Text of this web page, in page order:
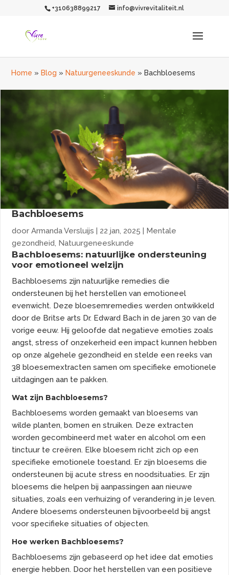
+310638899217 info@vivrevitaliteit.nl
Home » Blog » Natuurgeneeskunde » Bachbloesems
Bachbloesems
doorArmanda Versluijs | 22 jan, 2025 | Mentale
gezondheid, Natuurgeneeskunde
Bachbloesems: natuurlijke ondersteuning
voor emotioneel welzijn
Bachbloesems zijn natuurlijke remedies die
ondersteunen bij het herstellen van emotioneel
evenwicht. Deze bloesemremedies werden ontwikkeld
door de Britse arts Dr. Edward Bach in de jaren 30 van de
vorige eeuw. Hij geloofde dat negatieve emoties zoals
angst, stress of onzekerheid een impact kunnen hebben
op onze algehele gezondheid en stelde een reeks van
38 bloesemextracten samen om specifieke emotionele
uitdagingen aan te pakken.
Wat zijn Bachbloesems?
Bachbloesems worden gemaakt van bloesems van
wilde planten, bomen en struiken. Deze extracten
worden gecombineerd met water en alcohol om een
tinctuur te creëren. Elke bloesem richt zich op een
specifieke emotionele toestand. Er zijn bloesems die
ondersteunen bij acute stress en noodsituaties. Er zijn
bloesems die helpen bij aanpassingen aan nieuwe
situaties, zoals een verhuizing of verandering in je leven.
Andere bloesems ondersteunen bijvoorbeeld bij angst
voor specifieke situaties of objecten.
Hoe werken Bachbloesems?
Bachbloesems zijn gebaseerd op het idee dat emoties
energie hebben. Door het herstellen van een positieve